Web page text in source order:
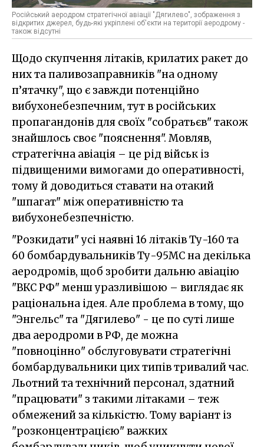
Російський аеродром стратегічної авіації "Дягилево", зображення з
відкритих джерел, будь-які укріплені об'єкти на території аеродрому -
також відсутні
Щодо скупчення літаків, крилатих ракет до
них та паливозаправників "на одному
п’ятачку", що є завжди потенційно
вибухонебезпечним, тут в російських
пропагандонів для своїх "собратьєв" також
знайшлось своє "пояснення". Мовляв,
стратегічна авіація – це рід військ із
підвищеними вимогами до оперативності,
тому й доводиться ставати на отакий
"шпагат" між оперативністю та
вибухонебезпечністю.
"Розкидати" усі наявні 16 літаків Ту-160 та
60 бомбардувальників Ту-95МС на декілька
аеродромів, щоб зробити дальню авіацію
"ВКС РФ" менш уразливішою – виглядає як
раціональна ідея. Але проблема в тому, що
"Энгельс" та "Дягилево" - це по суті лише
два аеродроми в РФ, де можна
"повноцінно" обслуговувати стратегічні
бомбардувальники цих типів тривалий час.
Льотний та технічний персонал, здатний
"працювати" з такими літаками – теж
обмежений за кількістю. Тому варіант із
"розконцентрацією" важких